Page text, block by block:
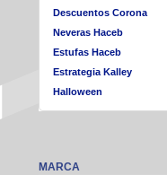
Descuentos Corona
Neveras Haceb
Estufas Haceb
Estrategia Kalley
Halloween
MARCA